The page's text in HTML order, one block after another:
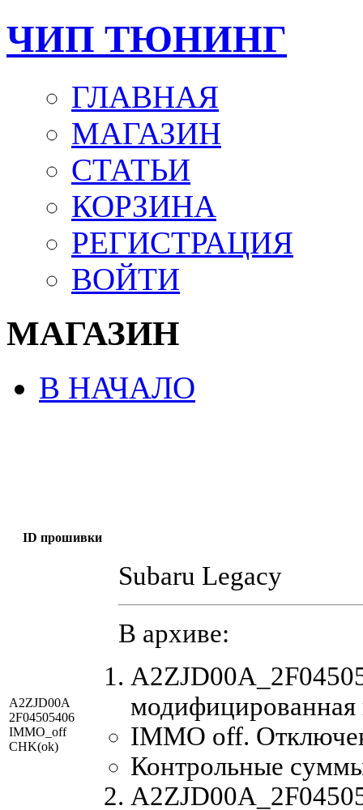
ЧИП ТЮНИНГ
ГЛАВНАЯ
МАГАЗИН
СТАТЬИ
КОРЗИНА
РЕГИСТРАЦИЯ
ВОЙТИ
МАГАЗИН
В НАЧАЛО
ID прошивки
A2ZJD00A
2F04505406
IMMO_off
CHK(ok)
Subaru Legacy
В архиве:
IMMO off.
Контрольные